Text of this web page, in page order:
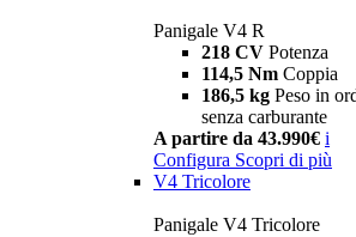
Panigale V4 R
218 CV Potenza
114,5 Nm Coppia
186,5 kg Peso in
senza carburante
A partire da 43.990€ i
Configura Scopri di più
V4 Tricolore
Panigale V4 Tricolore